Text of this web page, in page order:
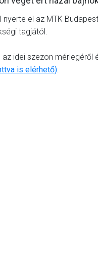
el az MTK
tagjától.
idei szezon
is elérhető):